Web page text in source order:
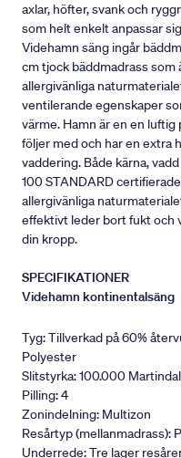
axlar, höfter, svank och
som helt enkelt anpassar
Videhamn säng ingår
cm tjock bäddmadrass
allergivänliga
ventilerande egenskaper
värme. Hamn är en en
följer med och har en extra
vaddering. Både kärna,
100 STANDARD
allergivänliga
effektivt leder bort fukt och
din kropp.
SPECIFIKATIONER
Videhamn kontinentalsäng
Tyg: Tillverkad på 60%
Polyester
Slitstyrka: 100.000
Pilling: 4
Zonindelning: Multizon
Resårtyp (mellanmadrass):
Underrede: Tre lager